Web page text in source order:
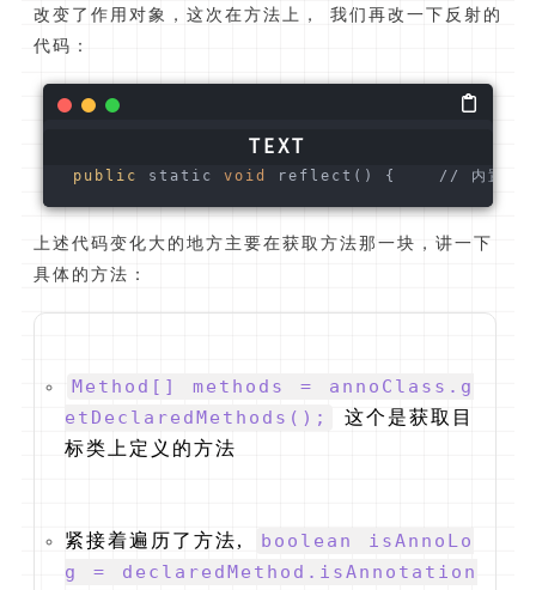
改变了作用对象，这次在方法上， 我们再改一下反射的
代码：
public static void reflect() {    // 内置
上述代码变化大的地方主要在获取方法那一块，讲一下
具体的方法：
Method[] methods = annoClass.g
etDeclaredMethods();
这个是获取目
标类上定义的方法
紧接着遍历了方法,
boolean isAnnoLo
g = declaredMethod.isAnnotation